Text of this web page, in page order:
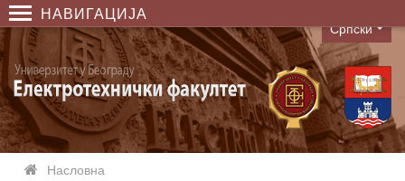
НАВИГАЦИЈА
Language
Српски
Насловна